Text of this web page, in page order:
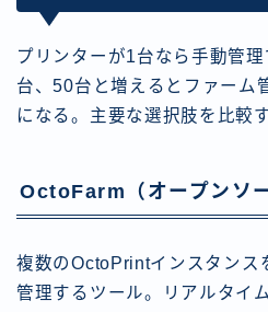
プリンターが1台なら手動管
台、50台と増えるとファーム
になる。主要な選択肢を比較す
OctoFarm（オープンソ
複数のOctoPrintインスタンス
管理するツール。リアルタイ